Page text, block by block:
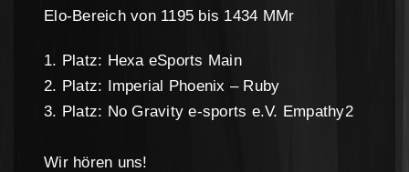
Elo-Bereich von 1195 bis 1434 MMr
1. Platz: Hexa eSports Main
2. Platz: Imperial Phoenix – Ruby
3. Platz: No Gravity e-sports e.V. Empathy2
Wir hören uns!